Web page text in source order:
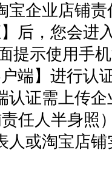
宝企业店铺
后，您会进
提示使用手
端】进行认
认证需上传
任人半身照
人或淘宝店